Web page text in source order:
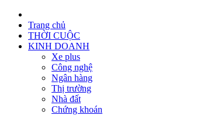
Trang chủ
THỜI CUỘC
KINH DOANH
Xe plus
Công nghệ
Ngân hàng
Thị trường
Nhà đất
Chứng khoán